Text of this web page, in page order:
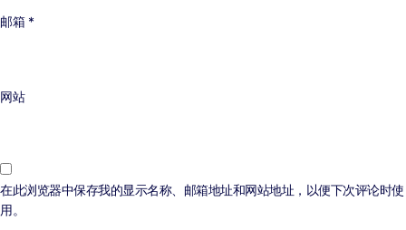
邮箱 *
网站
在此浏览器中保存我的显示名称、邮箱地址和网站地址，以便下次评论时使
用。